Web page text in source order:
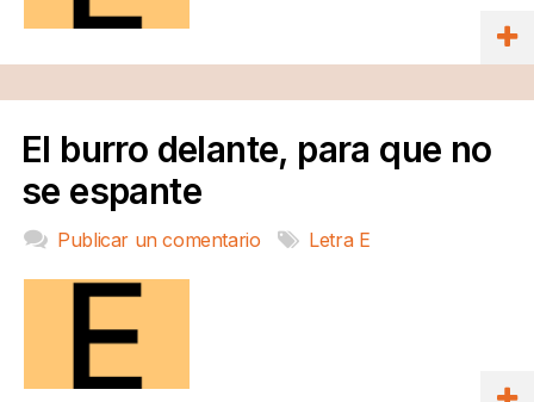
El burro delante, para que no
se espante
Publicar un comentario Letra E